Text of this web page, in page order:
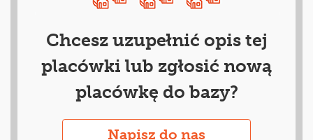
Chcesz uzupełnić opis tej
placówki lub zgłosić nową
placówkę do bazy?
Napisz do nas